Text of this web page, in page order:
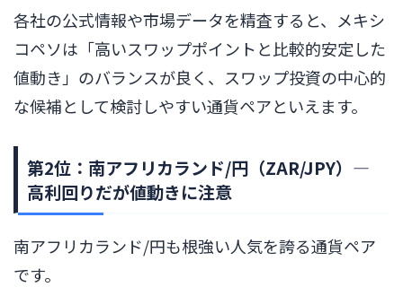
各社の公式情報や市場データを精査すると、メキシ
コペソは「高いスワップポイントと比較的安定した
値動き」のバランスが良く、スワップ投資の中心的
な候補として検討しやすい通貨ペアといえます。
第2位：南アフリカランド/円（ZAR/JPY）―
高利回りだが値動きに注意
南アフリカランド/円も根強い人気を誇る通貨ペア
です。